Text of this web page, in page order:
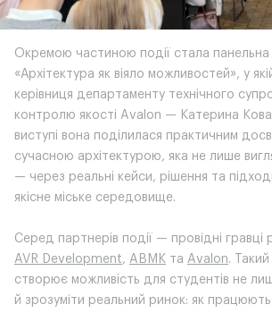
Окремою частиною події стала панельна
«Архітектура як віяло можливостей», у
керівниця департаменту технічного
контролю якості Avalon — Катерина
виступі вона поділилася практичним
сучасною архітектурою, яка не лише
— через реальні кейси, рішення та
якісне міське середовище.
Серед партнерів події — провідні гравці
AVR Development , ABMK та Avalon.
створює можливість для студентів не
й зрозуміти реальний ринок: як працюють